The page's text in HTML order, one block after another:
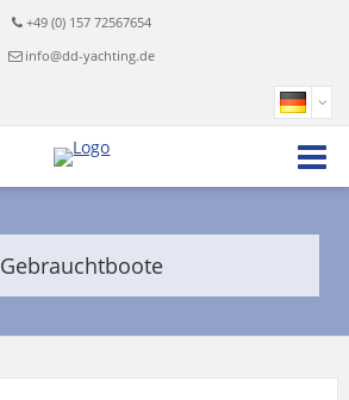
+49 (0) 157 72567654
info@dd-yachting.de
Gebrauchtboote